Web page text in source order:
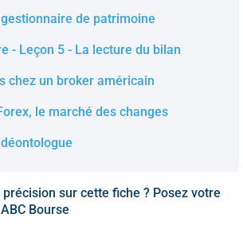
de patrimoine
- Leçon 5 - La lecture du bilan
chez un broker américain
le marché des changes
précision sur cette fiche ? Posez votre
Bourse